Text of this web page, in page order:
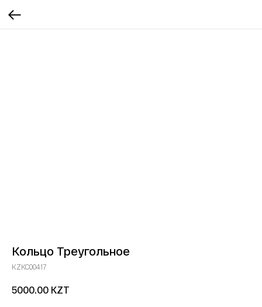
Кольцо Треугольное
KZKC00417
5000.00 KZT